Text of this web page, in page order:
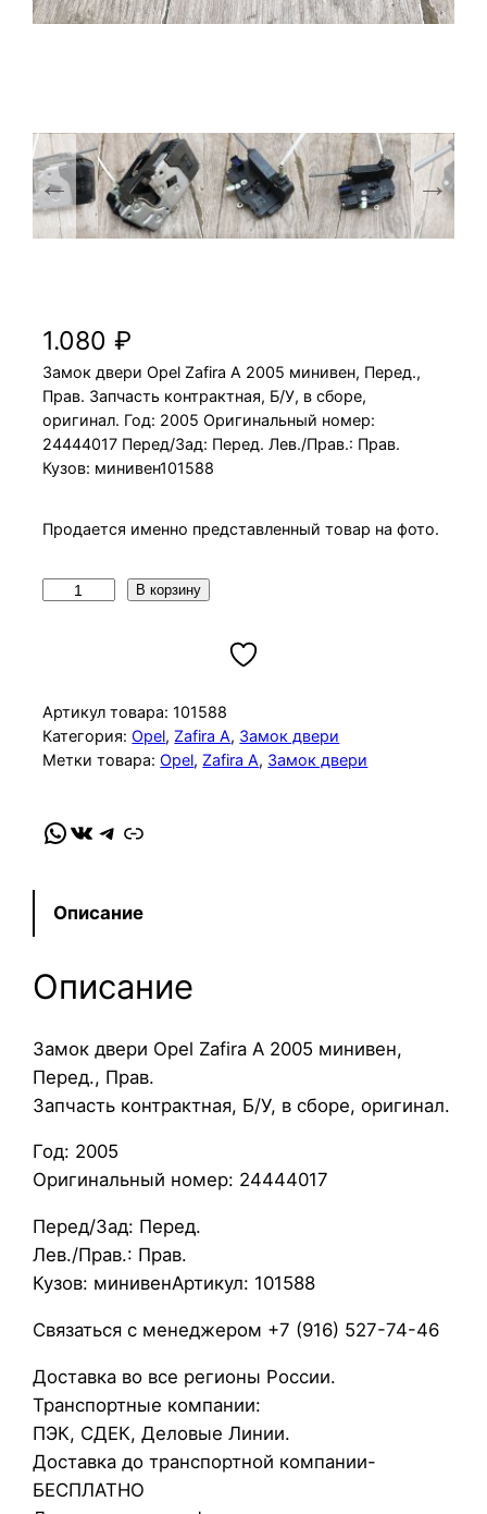
1.080₽
Замок двери Opel Zafira A 2005 минивен, Перед.,
Прав. Запчасть контрактная, Б/У, в сборе,
оригинал. Год: 2005 Оригинальный номер:
24444017 Перед/Зад: Перед. Лев./Прав.: Прав.
Кузов: минивен101588
Продается именно представленный товар на фото.
ч
е
с
в
о
р
З
а
м
к
д
в
е
р
и
O
e
l
Z
a
f
В корзину
Артикул товара: 101588
Категория:Opel, Zafira A, Замок двери
Метки товара:Opel, Zafira A, Замок двери
WhatsApp VK Telegram Link
Описание
Описание
Замок двери Opel Zafira A 2005 минивен,
Перед., Прав.
Запчасть контрактная, Б/У, в сборе, оригинал.
Год: 2005
Оригинальный номер: 24444017
Перед/Зад: Перед.
Лев./Прав.: Прав.
Кузов: минивенАртикул: 101588
Связаться с менеджером +7 (916) 527-74-46
Доставка во все регионы России.
Транспортные компании:
ПЭК, СДЕК, Деловые Линии.
Доставка до транспортной компании-
БЕСПЛАТНО